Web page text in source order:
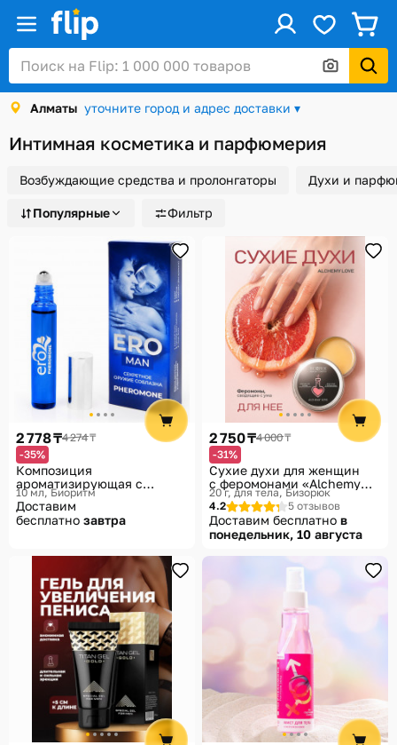
Алматы уточните город и адрес доставки ▾
Интимная косметика и парфюмерия
Возбуждающие средства и пролонгаторы Духи и
Популярные Фильтр
2 778 ₸4 274 ₸
-35%
Композиция
ароматизирующая с
феромонами Eroman №3
10 мл Биоритм
Доставим
бесплатно завтра
2 750 ₸4 000 ₸
-31%
Сухие духи для женщин
с феромонами «Alchemy
Love»
20 г, для тела Бизорюк
4.2
5 отзывов
Доставим бесплатно в
понедельник, 10 августа
Войти / Регистрация
Каталог
Скидки и акции
Подарочные карты
Заказы
Алматы
Корзина
Избранное
История просмотров
Помощь
Способы доставки
Способы оплаты